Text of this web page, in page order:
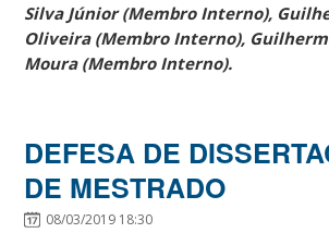
Silva Júnior (Membro Interno),
Oliveira (Membro Interno),
Moura (Membro Interno).
DEFESA DE
DE MESTRADO
08/03/2019 18:30